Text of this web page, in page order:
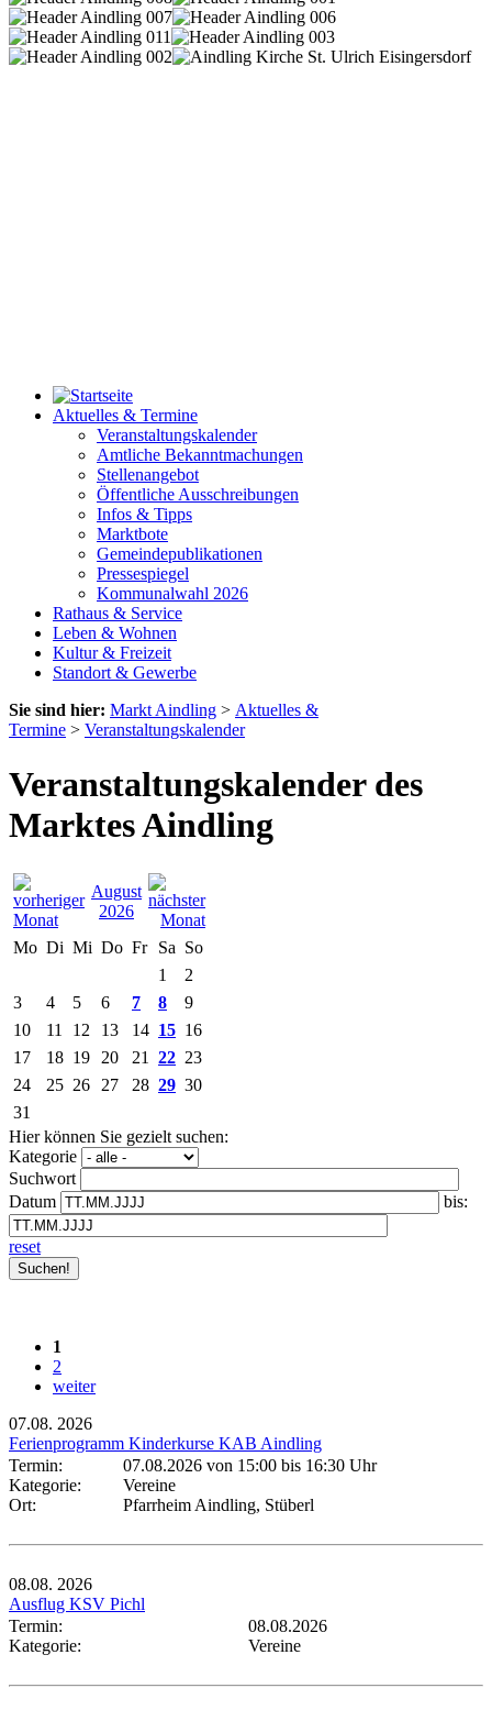
Aktuelles & Termine
Veranstaltungskalender
Amtliche Bekanntmachungen
Stellenangebot
Öffentliche Ausschreibungen
Infos & Tipps
Marktbote
Gemeindepublikationen
Pressespiegel
Kommunalwahl 2026
Rathaus & Service
Leben & Wohnen
Kultur & Freizeit
Standort & Gewerbe
Sie sind hier: Markt Aindling > Aktuelles &
Termine > Veranstaltungskalender
Veranstaltungskalender des
Marktes Aindling
August
2026
Mo Di Mi Do Fr Sa So
1
2
3
4 5 6 7 8
9
10
11 12 13 14 15 16
17
18 19 20 21 22 23
24
25 26 27 28 29 30
31
Hier können Sie gezielt suchen:
Kategorie
Suchwort
Datum
bis:
reset
1
2
weiter
07.08. 2026
Ferienprogramm Kinderkurse KAB Aindling
Termin:
07.08.2026 von 15:00 bis 16:30 Uhr
Kategorie:
Vereine
Ort:
Pfarrheim Aindling, Stüberl
08.08. 2026
Ausflug KSV Pichl
Termin:
08.08.2026
Kategorie:
Vereine